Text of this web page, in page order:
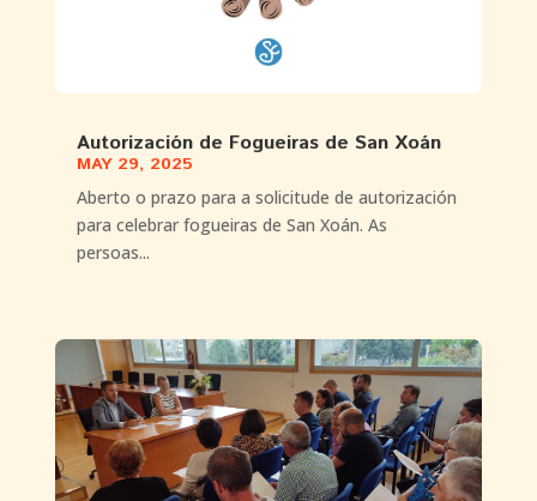
Autorización de Fogueiras de San Xoán
MAY 29, 2025
Aberto o prazo para a solicitude de autorización
para celebrar fogueiras de San Xoán. As
persoas...